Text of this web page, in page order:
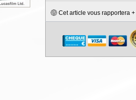
Cet article vous rapportera +